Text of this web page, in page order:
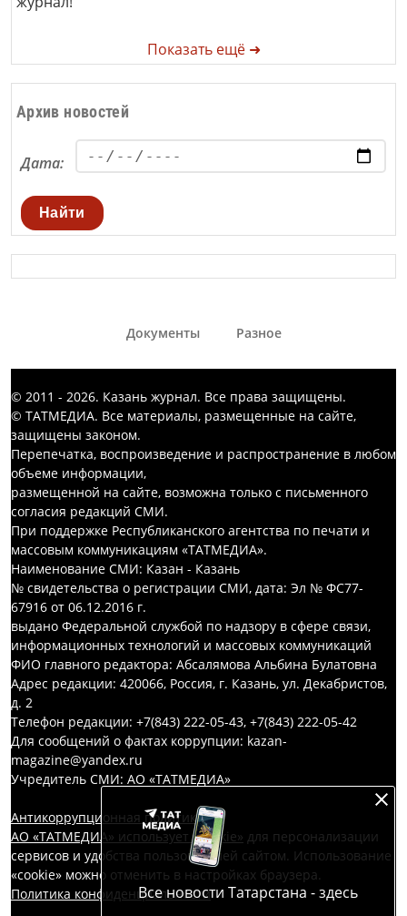
Показать ещё ➜
Архив новостей
Дата:
Найти
Все новости Татарстана - здесь
Документы Разное
© 2011 - 2026. Казань журнал. Все права защищены.
© ТАТМЕДИА. Все материалы, размещенные на сайте,
защищены законом.
Перепечатка, воспроизведение и распространение в любом
объеме информации,
размещенной на сайте, возможна только с письменного
согласия редакций СМИ.
При поддержке Республиканского агентства по печати и
массовым коммуникациям «ТАТМЕДИА».
Наименование СМИ: Казан - Казань
№ свидетельства о регистрации СМИ, дата: Эл № ФС77-
67916 от 06.12.2016 г.
выдано Федеральной службой по надзору в сфере связи,
информационных технологий и массовых коммуникаций
ФИО главного редактора: Абсалямова Альбина Булатовна
Адрес редакции: 420066, Россия, г. Казань, ул. Декабристов,
д. 2
Телефон редакции: +7(843) 222-05-43, +7(843) 222-05-42
Для сообщений о фактах коррупции: kazan-
magazine@yandex.ru
Учредитель СМИ: АО «ТАТМЕДИА»
Антикоррупционная политика
АО «ТАТМЕДИА» использует «cookie» для персонализации
сервисов и удобства пользователей сайтом. Использование
«cookie» можно отменить в настройках браузера.
Политика конфиденциальности